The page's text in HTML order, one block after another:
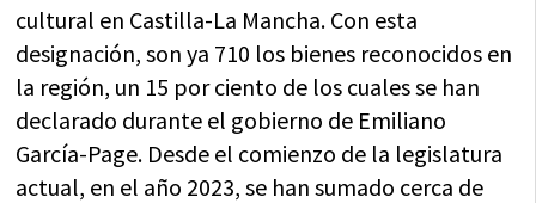
cultural en Castilla-La Mancha. Con esta
designación, son ya 710 los bienes reconocidos en
la región, un 15 por ciento de los cuales se han
declarado durante el gobierno de Emiliano
García-Page. Desde el comienzo de la legislatura
actual, en el año 2023, se han sumado cerca de